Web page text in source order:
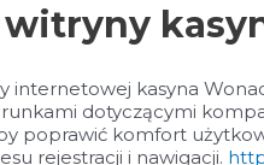
internetowej kasyna
dotyczącymi
poprawić komfort
rejestracji i nawigacji.